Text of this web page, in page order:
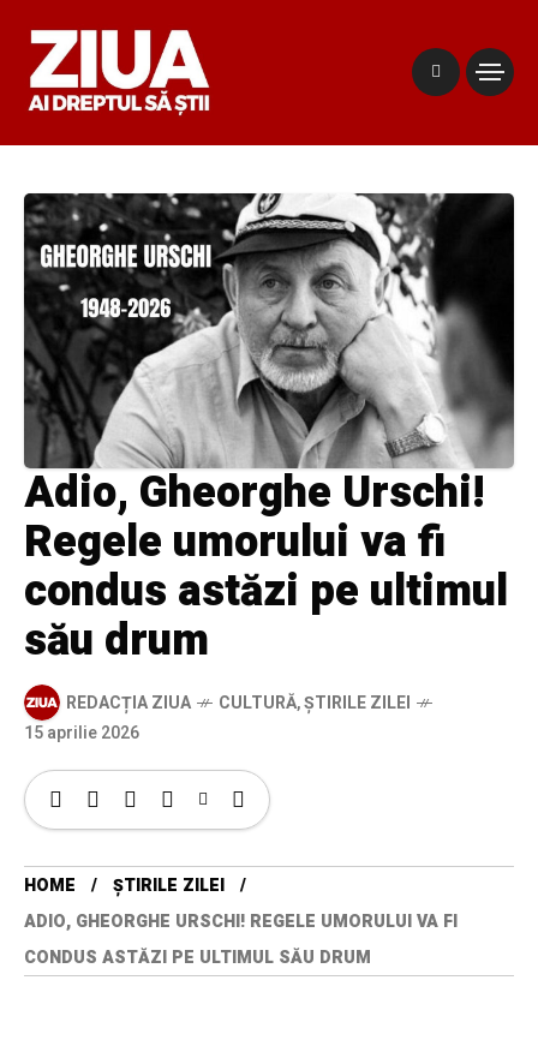
Adio, Gheorghe Urschi!
Regele umorului va fi
condus astăzi pe ultimul
său drum
REDACȚIA ZIUA CULTURĂ,ȘTIRILE ZILEI
15 aprilie 2026
HOME
ȘTIRILE ZILEI
ADIO, GHEORGHE URSCHI! REGELE UMORULUI VA FI
CONDUS ASTĂZI PE ULTIMUL SĂU DRUM